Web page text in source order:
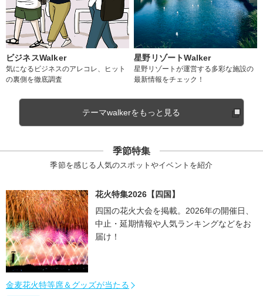
ビジネスWalker
気になるビジネスのアレコレ、ヒット
の裏側を徹底調査
星野リゾートWalker
星野リゾートが運営する多彩な施設の
最新情報をチェック！
テーマwalkerをもっと見る
季節特集
季節を感じる人気のスポットやイベントを紹介
花火特集2026【四国】
四国の花火大会を掲載。2026年の開催日、
中止・延期情報や人気ランキングなどをお
届け！
金麦花火特等席＆グッズが当たる